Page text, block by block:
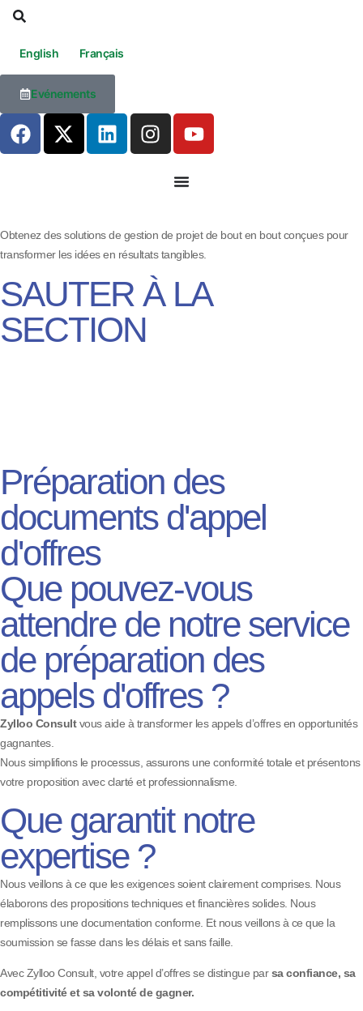
English Français
Evénements
Obtenez des solutions de gestion de projet de bout en bout conçues pour
transformer les idées en résultats tangibles.
SAUTER À LA
SECTION
Préparation des
documents d'appel
d'offres
Que pouvez-vous
attendre de notre service
de préparation des
appels d'offres ?
Zylloo Consultvous aide à transformer les appels d’offres en opportunités
gagnantes.
Nous simplifions le processus, assurons une conformité totale et présentons
votre proposition avec clarté et professionnalisme.
Que garantit notre
expertise ?
Nous veillons à ce que les exigences soient clairement comprises. Nous
élaborons des propositions techniques et financières solides. Nous
remplissons une documentation conforme. Et nous veillons à ce que la
soumission se fasse dans les délais et sans faille.
Avec Zylloo Consult, votre appel d’offres se distingue parsa confiance, sa
compétitivité et sa volonté de gagner.